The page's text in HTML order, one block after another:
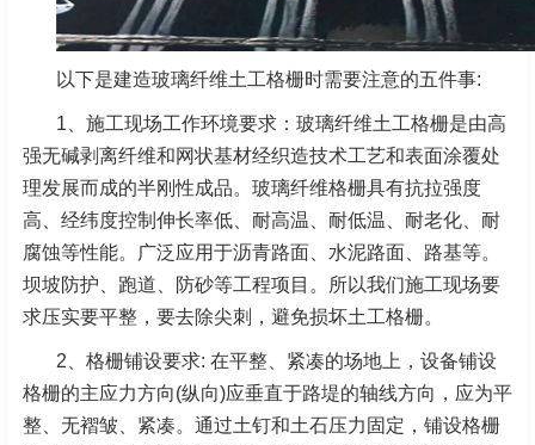
以下是建造玻璃纤维土工格栅时需要注意的五件事:
1、施工现场工作环境要求：玻璃纤维土工格栅是由高
强无碱剥离纤维和网状基材经织造技术工艺和表面涂覆处
理发展而成的半刚性成品。玻璃纤维格栅具有抗拉强度
高、经纬度控制伸长率低、耐高温、耐低温、耐老化、耐
腐蚀等性能。广泛应用于沥青路面、水泥路面、路基等。
坝坡防护、跑道、防砂等工程项目。所以我们施工现场要
求压实要平整，要去除尖刺，避免损坏土工格栅。
2、格栅铺设要求: 在平整、紧凑的场地上，设备铺设
格栅的主应力方向(纵向)应垂直于路堤的轴线方向，应为平
整、无褶皱、紧凑。通过土钉和土石压力固定，铺设格栅